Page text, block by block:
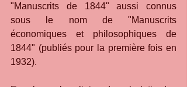
"Manuscrits de 1844" aussi connus
sous le nom de "Manuscrits
économiques et philosophiques de
1844" (publiés pour la première fois en
1932).